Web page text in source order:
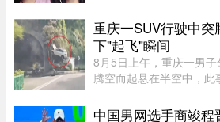
急调查其安全审查程序，
何渗透进入政府体系的。
重庆一SUV行驶中
下"起飞"瞬间
8月5日上午，重庆一男
腾空而起悬在半空中，
道，其前方右边是一处转
中国男网选手商竣